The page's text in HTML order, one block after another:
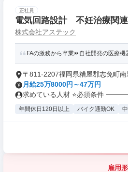
正社員
電気回路設計 不妊治療関
株式会社アステック
FAの激務から卒業⏩自社開発の医療
〒811-2207福岡県糟屋郡志免町南
月給25万8000円～47万円
求めている人材 ⭐必須条件
年間休日120日以上 バイク通勤OK
雇用